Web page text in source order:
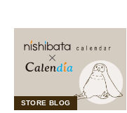
STORE BLOG